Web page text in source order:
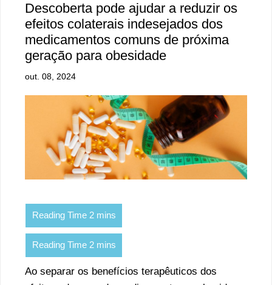
Descoberta pode ajudar a reduzir os
efeitos colaterais indesejados dos
medicamentos comuns de próxima
geração para obesidade
out. 08, 2024
Ao separar os benefícios terapêuticos dos